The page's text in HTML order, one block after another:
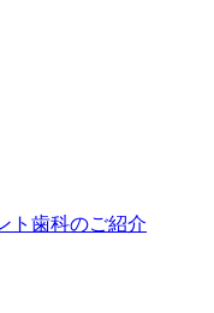
ト歯科のご紹介